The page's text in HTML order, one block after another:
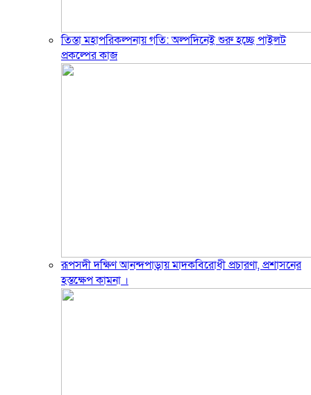
তিস্তা মহাপরিকল্পনায় গতি: অল্পদিনেই শুরু হচ্ছে পাইলট
প্রকল্পের কাজ
রূপসদী দক্ষিণ আনন্দপাড়ায় মাদকবিরোধী প্রচারণা, প্রশাসনের
হস্তক্ষেপ কামনা ‎।